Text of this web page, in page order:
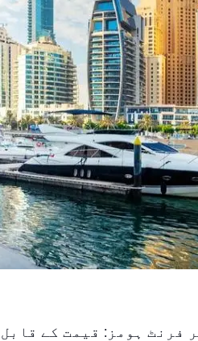
فرنٹ ہومز: قیمت کے